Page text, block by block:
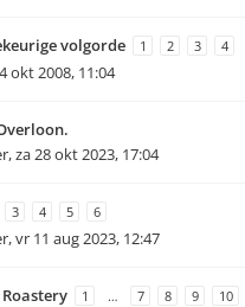
volgorde 1 2 3 4
okt 2008, 11:04
,za 28 okt 2023, 17:04
3 4 5 6
,vr 11 aug 2023, 12:47
1 … 7 8 9 10